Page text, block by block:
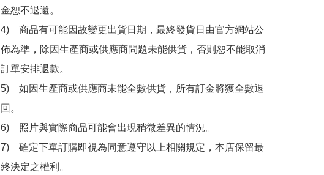
金恕不退還。
4)　商品有可能因故變更出貨日期，最終發貨日由官方網站公
佈為準，除因生產商或供應商問題未能供貨，否則恕不能取消
訂單安排退款。
5)　如因生產商或供應商未能全數供貨，所有訂金將獲全數退
回。
6)　照片與實際商品可能會出現稍微差異的情況。
7)　確定下單訂購即視為同意遵守以上相關規定，本店保留最
終決定之權利。